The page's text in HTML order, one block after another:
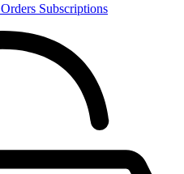
Orders Subscriptions